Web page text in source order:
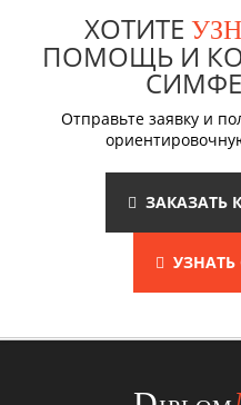
ХОТИТЕ
ПОМОЩЬ И
Отправьте заявку и
ЗАКАЗАТЬ